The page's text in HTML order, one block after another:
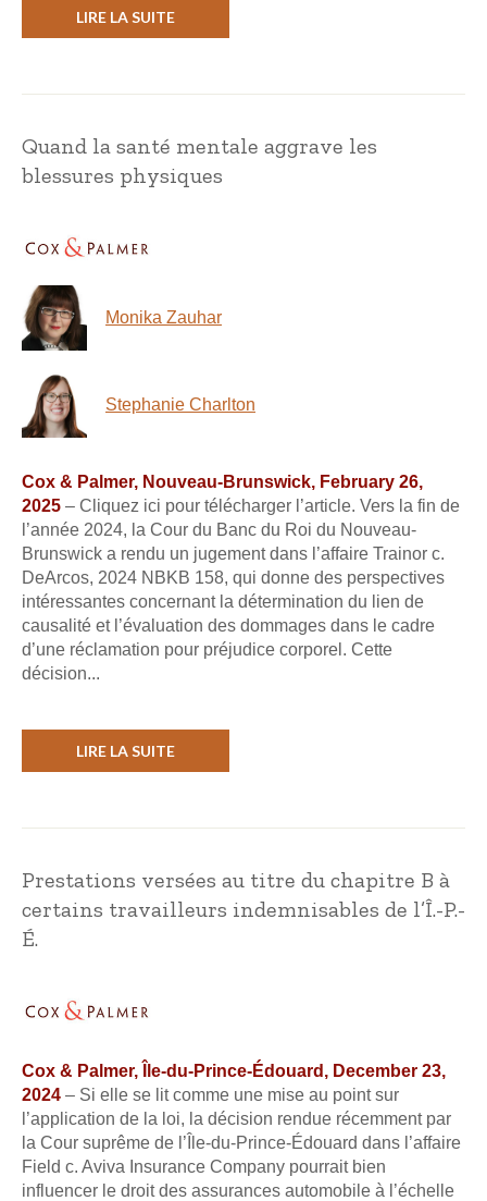
LIRE LA SUITE
Quand la santé mentale aggrave les
blessures physiques
Monika Zauhar
Stephanie Charlton
Cox & Palmer, Nouveau-Brunswick, February 26,
2025 – Cliquez ici pour télécharger l’article. Vers la fin de
l’année 2024, la Cour du Banc du Roi du Nouveau-
Brunswick a rendu un jugement dans l’affaire Trainor c.
DeArcos, 2024 NBKB 158, qui donne des perspectives
intéressantes concernant la détermination du lien de
causalité et l’évaluation des dommages dans le cadre
d’une réclamation pour préjudice corporel. Cette
décision...
LIRE LA SUITE
Prestations versées au titre du chapitre B à
certains travailleurs indemnisables de l’Î.-P.-
É.
Cox & Palmer, Île-du-Prince-Édouard, December 23,
2024 – Si elle se lit comme une mise au point sur
l’application de la loi, la décision rendue récemment par
la Cour suprême de l’Île-du-Prince-Édouard dans l’affaire
Field c. Aviva Insurance Company pourrait bien
influencer le droit des assurances automobile à l’échelle